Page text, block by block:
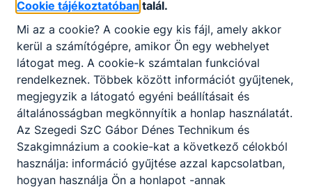
2026. júl. 12. Igazgatóság
Cookie tájékoztatóban talál.
Mi az a cookie? A cookie egy kis fájl, amely akkor
kerül a számítógépre, amikor Ön egy webhelyet
látogat meg. A cookie-k számtalan funkcióval
rendelkeznek. Többek között információt gyűjtenek,
megjegyzik a látogató egyéni beállításait és
általánosságban megkönnyítik a honlap használatát.
Az Szegedi SzC Gábor Dénes Technikum és
Szakgimnázium a cookie-kat a következő célokból
használja: információ gyűjtése azzal kapcsolatban,
hogyan használja Ön a honlapot -annak